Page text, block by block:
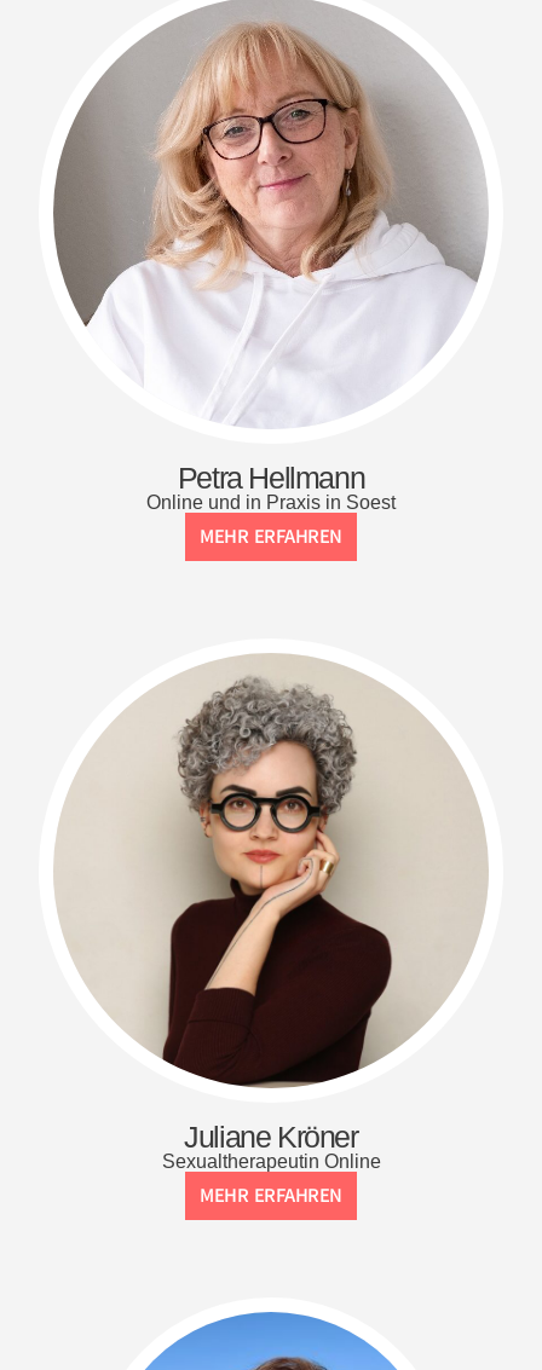
Petra Hellmann
Online und in Praxis in Soest
MEHR ERFAHREN
Juliane Kröner
Sexualtherapeutin Online
MEHR ERFAHREN